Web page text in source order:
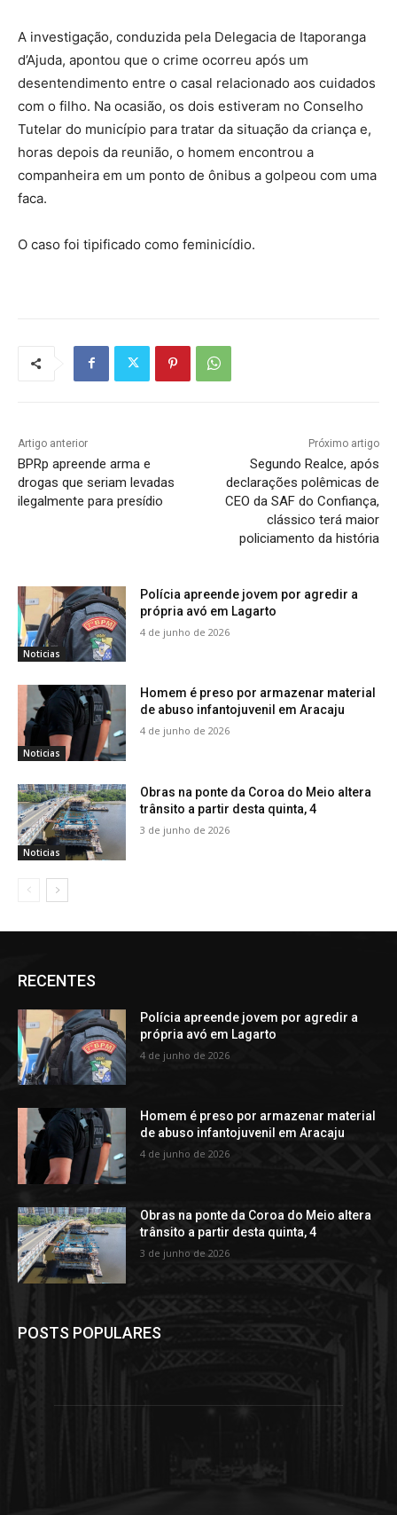
A investigação, conduzida pela Delegacia de Itaporanga
d’Ajuda, apontou que o crime ocorreu após um
desentendimento entre o casal relacionado aos cuidados
com o filho. Na ocasião, os dois estiveram no Conselho
Tutelar do município para tratar da situação da criança e,
horas depois da reunião, o homem encontrou a
companheira em um ponto de ônibus a golpeou com uma
faca.
O caso foi tipificado como feminicídio.
Artigo anterior
BPRp apreende arma e
drogas que seriam levadas
ilegalmente para presídio
Próximo artigo
Segundo Realce, após
declarações polêmicas de
CEO da SAF do Confiança,
clássico terá maior
policiamento da história
Noticias
Polícia apreende jovem por agredir a
própria avó em Lagarto
4 de junho de 2026
Noticias
Homem é preso por armazenar material
de abuso infantojuvenil em Aracaju
4 de junho de 2026
Noticias
Obras na ponte da Coroa do Meio altera
trânsito a partir desta quinta, 4
3 de junho de 2026
RECENTES
Polícia apreende jovem por agredir a
própria avó em Lagarto
4 de junho de 2026
Homem é preso por armazenar material
de abuso infantojuvenil em Aracaju
4 de junho de 2026
Obras na ponte da Coroa do Meio altera
trânsito a partir desta quinta, 4
3 de junho de 2026
POSTS POPULARES